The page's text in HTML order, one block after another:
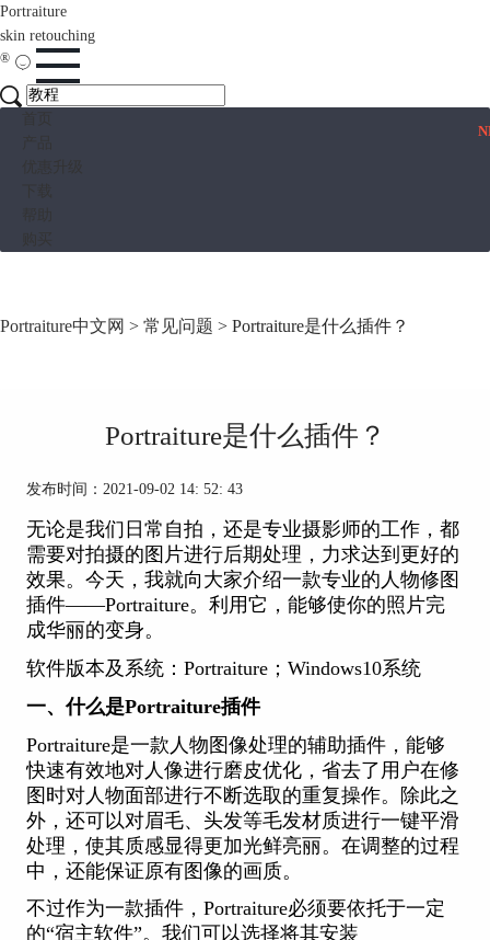
Portraiture
skin retouching
®
Portraiture中文网 > 常见问题 > Portraiture是什么插件？
Portraiture是什么插件？
发布时间：2021-09-02 14: 52: 43
无论是我们日常自拍，还是专业摄影师的工作，都
需要对拍摄的图片进行后期处理，力求达到更好的
效果。今天，我就向大家介绍一款专业的人物修图
插件——Portraiture。利用它，能够使你的照片完
成华丽的变身。
软件版本及系统：Portraiture；Windows10系统
一、什么是Portraiture插件
Portraiture是一款人物图像处理的辅助插件，能够
快速有效地对人像进行磨皮优化，省去了用户在修
图时对人物面部进行不断选取的重复操作。除此之
外，还可以对眉毛、头发等毛发材质进行一键平滑
处理，使其质感显得更加光鲜亮丽。在调整的过程
中，还能保证原有图像的画质。
不过作为一款插件，Portraiture必须要依托于一定
的“宿主软件”。我们可以选择将其安装